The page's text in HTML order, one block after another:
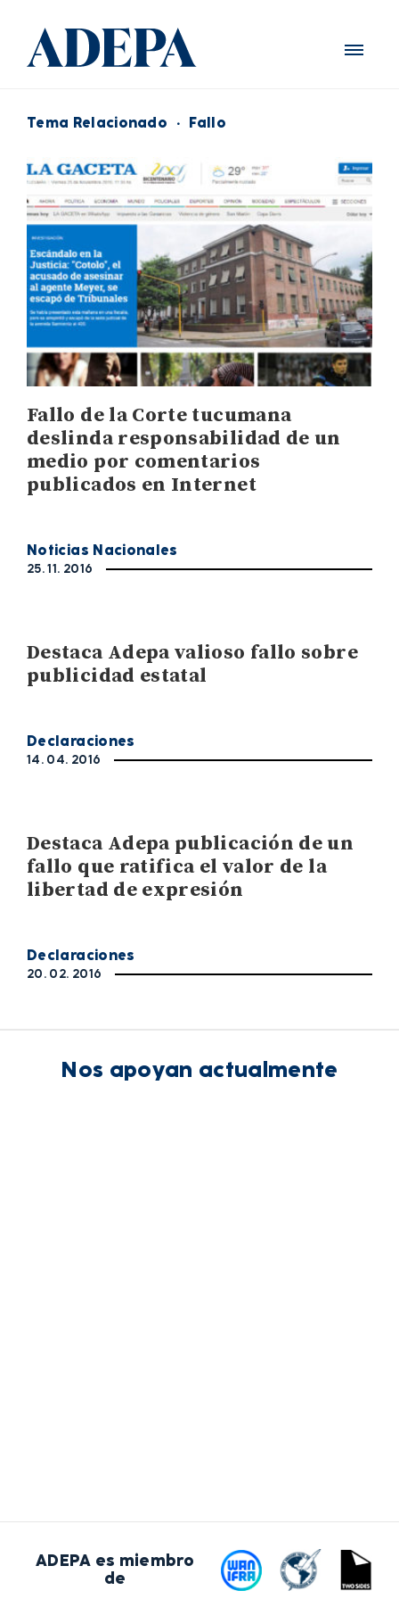
Tema Relacionado · Fallo
Fallo de la Corte tucumana
deslinda responsabilidad de un
medio por comentarios
publicados en Internet
Noticias Nacionales
25. 11. 2016
Destaca Adepa valioso fallo sobre
publicidad estatal
Declaraciones
14. 04. 2016
Destaca Adepa publicación de un
fallo que ratifica el valor de la
libertad de expresión
Declaraciones
20. 02. 2016
Nos apoyan actualmente
ADEPA es miembro
de